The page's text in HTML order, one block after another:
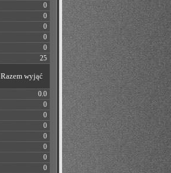
0
0
0
0
0
25
Razem wyjąć
0.0
0
0
0
0
0
0
0